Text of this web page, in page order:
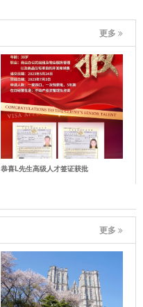
更多
恭喜L先生高级人才签证获批
更多